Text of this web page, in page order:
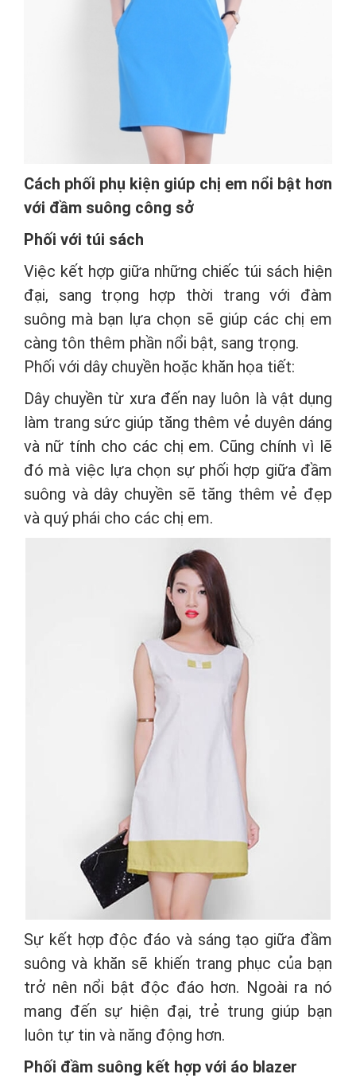
Cách phối phụ kiện giúp chị em nổi bật hơn
với đầm suông công sở
Phối với túi sách
Việc kết hợp giữa những chiếc túi sách hiện
đại, sang trọng hợp thời trang với đàm
suông mà bạn lựa chọn sẽ giúp các chị em
càng tôn thêm phần nổi bật, sang trọng.
Phối với dây chuyền hoặc khăn họa tiết:
Dây chuyền từ xưa đến nay luôn là vật dụng
làm trang sức giúp tăng thêm vẻ duyên dáng
và nữ tính cho các chị em. Cũng chính vì lẽ
đó mà việc lựa chọn sự phối hợp giữa đầm
suông và dây chuyền sẽ tăng thêm vẻ đẹp
và quý phái cho các chị em.
Sự kết hợp độc đáo và sáng tạo giữa đầm
suông và khăn sẽ khiến trang phục của bạn
trở nên nổi bật độc đáo hơn. Ngoài ra nó
mang đến sự hiện đại, trẻ trung giúp bạn
luôn tự tin và năng động hơn.
Phối đầm suông kết hợp với áo blazer